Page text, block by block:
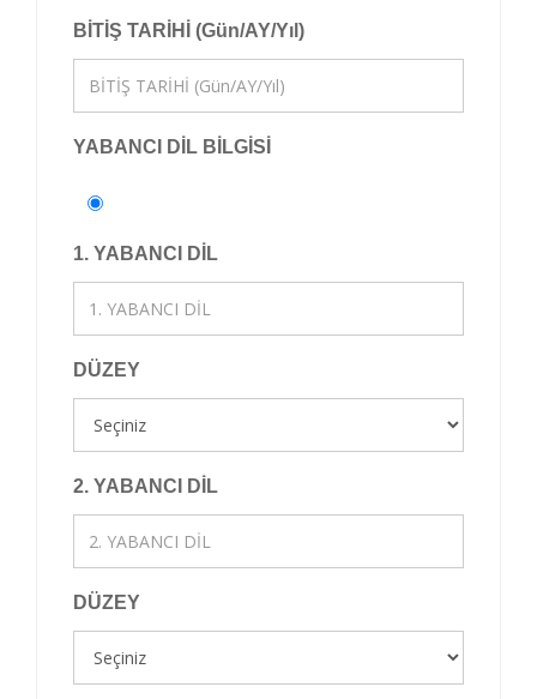
BİTİŞ TARİHİ (Gün/AY/Yıl)
YABANCI DİL BİLGİSİ
1. YABANCI DİL
DÜZEY
2. YABANCI DİL
DÜZEY